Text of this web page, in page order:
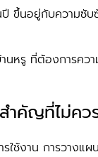
ปี ขึ้นอยู่กับควา
หรู ที่ต้องการ
ำคัญที่ไม่คว
ช้งาน การวา